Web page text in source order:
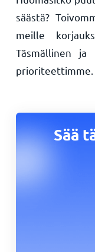
säästä?
meille
Täsmällinen
prioriteettimme.
Sää